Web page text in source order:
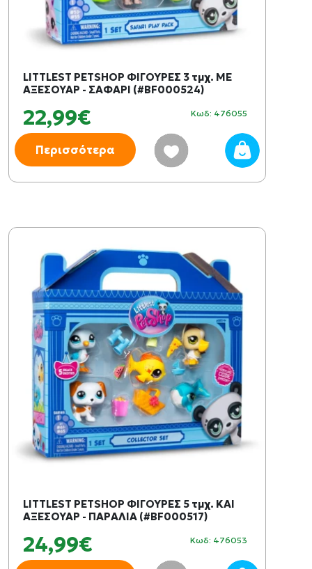
LITTLEST PETSHOP ΦΙΓΟΥΡΕΣ 3 τμχ. ΜΕ
ΑΞΕΣΟΥΑΡ - ΣΑΦΑΡΙ (#BF000524)
22,99€ Κωδ: 476055
Περισσότερα
LITTLEST PETSHOP ΦΙΓΟΥΡΕΣ 5 τμχ. ΚΑΙ
ΑΞΕΣΟΥΑΡ - ΠΑΡΑΛΙΑ (#BF000517)
24,99€ Κωδ: 476053